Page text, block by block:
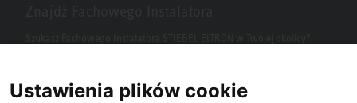
Ustawienia plików cookie